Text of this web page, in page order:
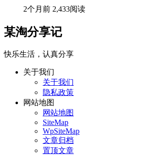
2个月前 2,433阅读
某淘分享记
快乐生活，认真分享
关于我们
关于我们
隐私政策
网站地图
网站地图
SiteMap
WpSiteMap
文章归档
置顶文章